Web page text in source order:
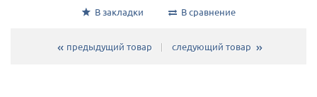
В закладки В сравнение
предыдущий товар следующий товар